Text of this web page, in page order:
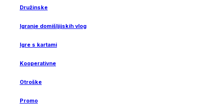
Družinske
Igranje domišljijskih vlog
Igre s kartami
Kooperativne
Otroške
Promo